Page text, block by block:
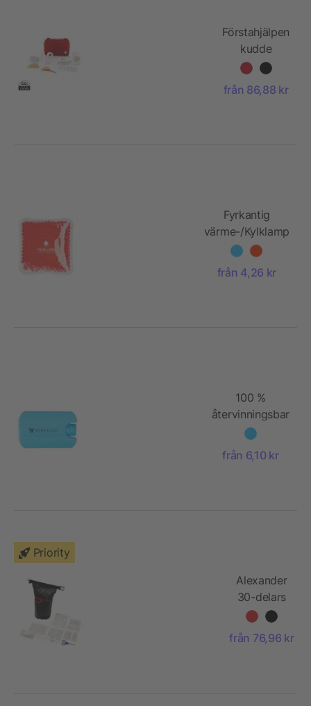
Förstahjälpen
kudde
från 86,88 kr
Fyrkantig
värme-/Kylklamp
med färgade
vattenpärlor
från 4,26 kr
100 %
återvinningsbar
kylklamp
(HDPE)
från 6,10 kr
Priority
Alexander
30-delars
första
hjälpen-
set i
från 76,96 kr